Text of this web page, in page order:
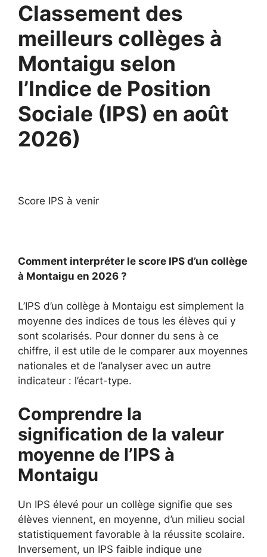
Classement des
meilleurs collèges à
Montaigu selon
l’Indice de Position
Sociale (IPS) en août
2026)
Score IPS à venir
Comment interpréter le score IPS d’un collège
à Montaigu en 2026 ?
L’IPS d’un collège à Montaigu est simplement la
moyenne des indices de tous les élèves qui y
sont scolarisés. Pour donner du sens à ce
chiffre, il est utile de le comparer aux moyennes
nationales et de l’analyser avec un autre
indicateur : l’écart-type.
Comprendre la
signification de la valeur
moyenne de l’IPS à
Montaigu
Un IPS élevé pour un collège signifie que ses
élèves viennent, en moyenne, d’un milieu social
statistiquement favorable à la réussite scolaire.
Inversement, un IPS faible indique une